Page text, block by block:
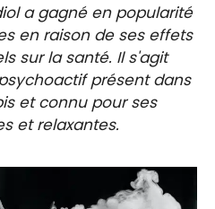
a gagné en popularité
en raison de ses effets
sur la santé. Il s'agit
présent dans
et connu pour ses
et relaxantes.